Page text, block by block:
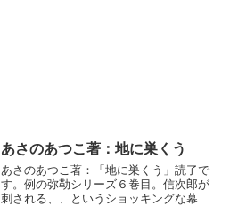
あさのあつこ著：地に巣くう
あさのあつこ著：「地に巣くう」読了で
す。例の弥勒シリーズ６巻目。信次郎が
刺される、、というショッキングな幕開